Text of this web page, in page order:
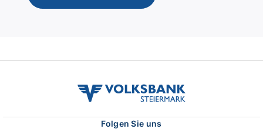
volksbank
stmk
Folgen Sie uns